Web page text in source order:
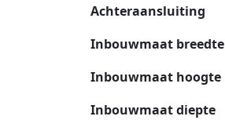
Achteraansluiting
Inbouwmaat breedte
Inbouwmaat hoogte
Inbouwmaat diepte